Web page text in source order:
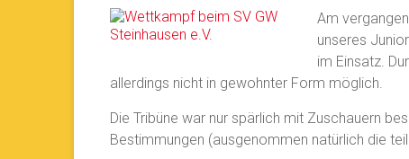
Am
unseres
im Einsatz.
allerdings nicht in gewohnter Form möglich.
Die Tribüne war nur spärlich mit Zuschauern
Bestimmungen (ausgenommen natürlich die